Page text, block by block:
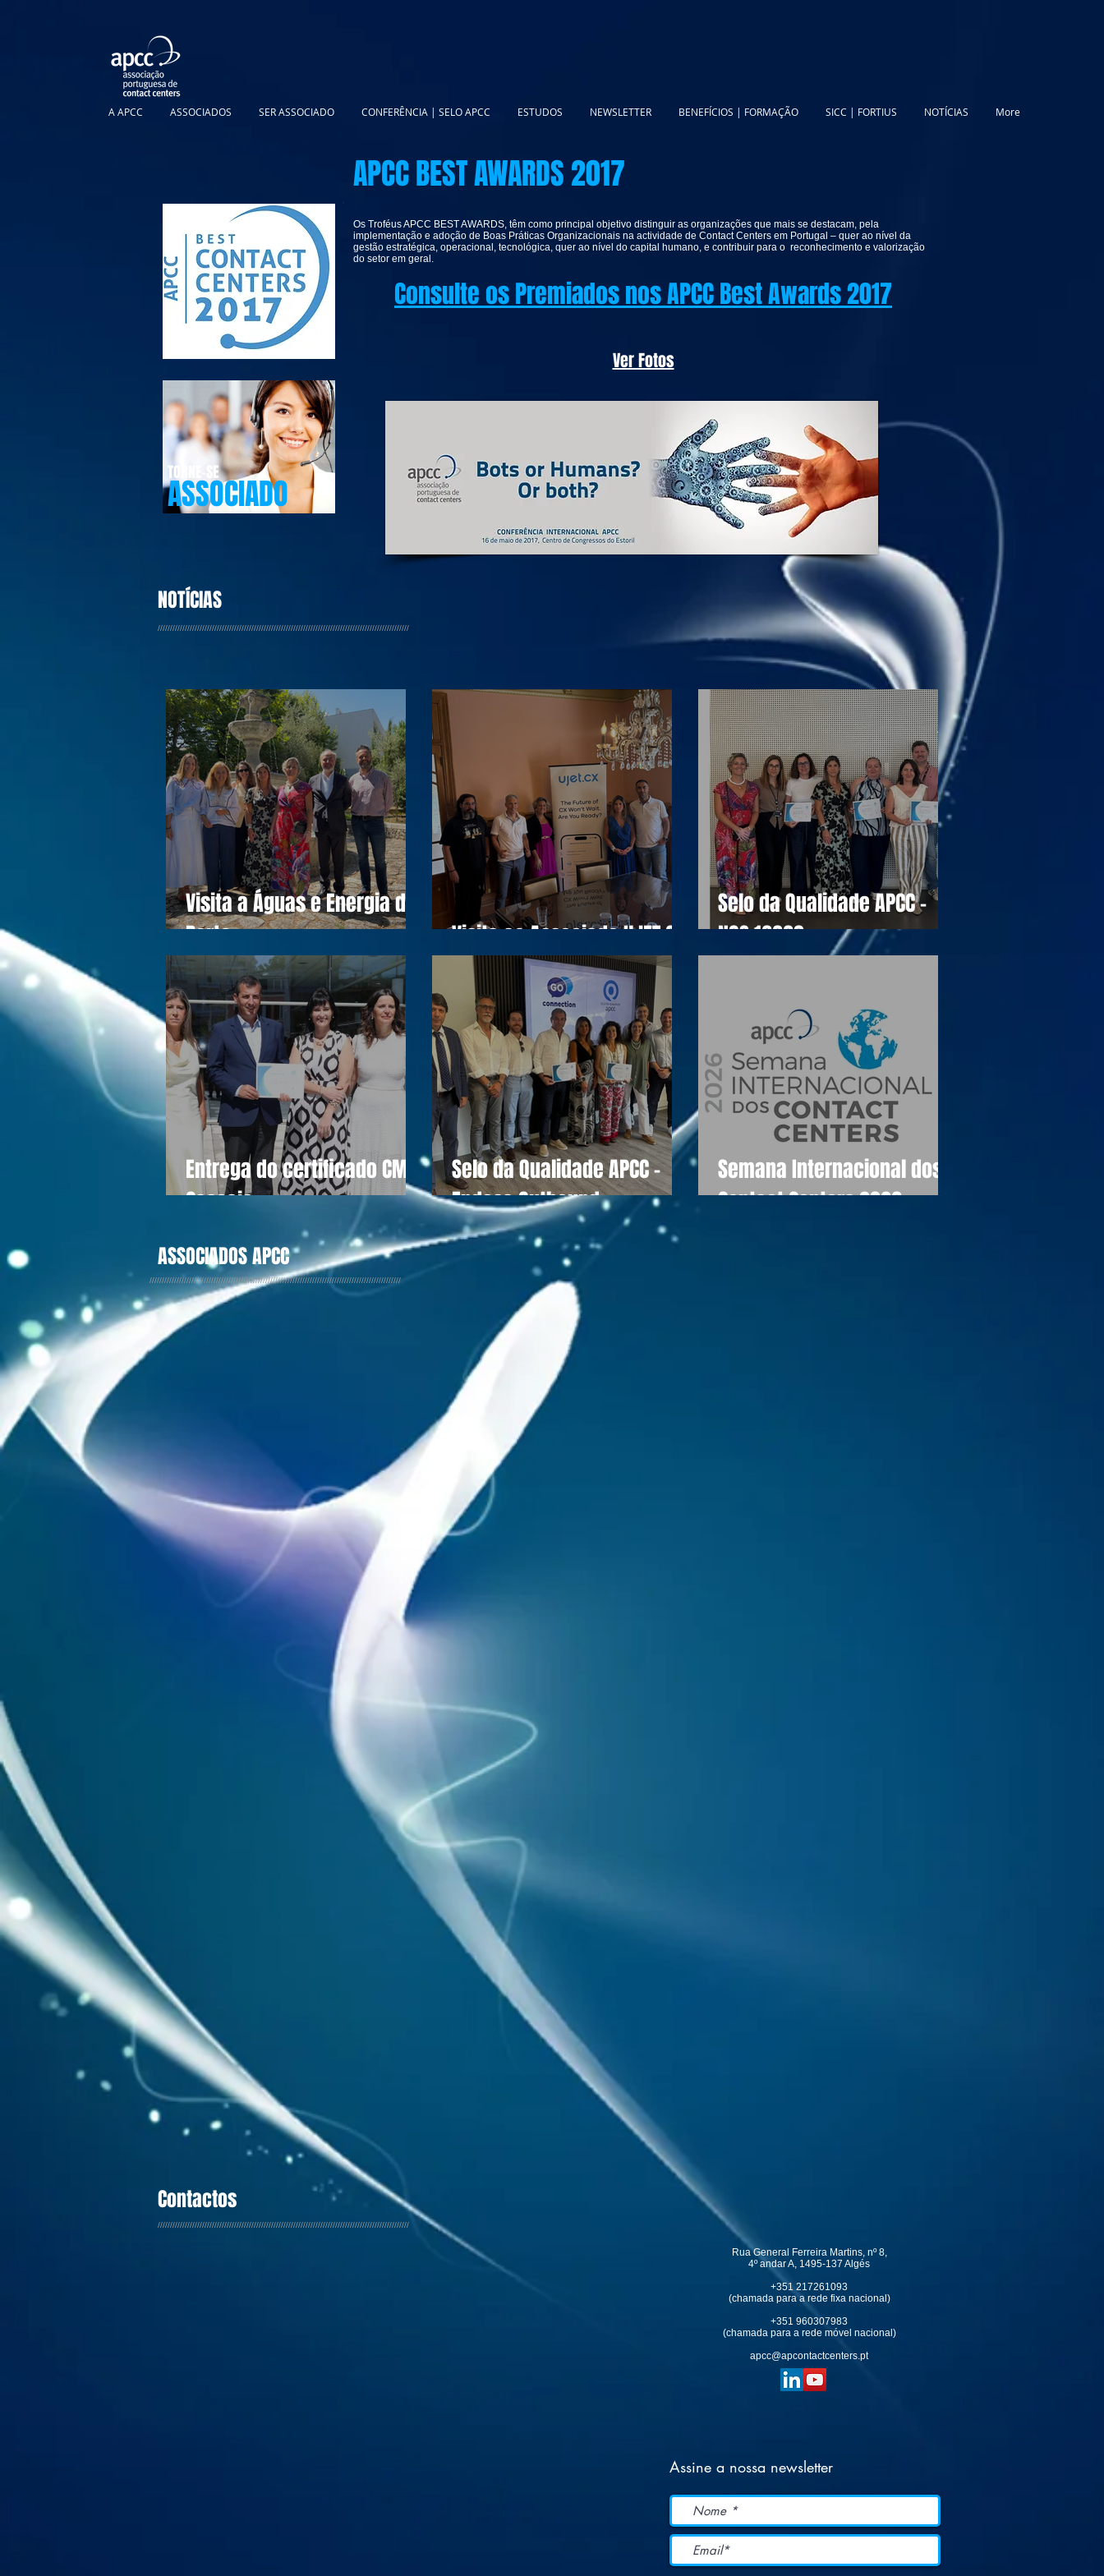
A APCC ASSOCIADOS SER ASSOCIADO CONFERÊNCIA | SELO APCC ESTUDOS NEWSLETTER BENEFÍCIOS | FORMAÇÃO SICC | FORTIUS NOTÍCIAS More
TORNE-SE
ASSOCIADO
APCC BEST AWARDS 2017
Os Troféus APCC BEST AWARDS, têm como principal objetivo distinguir as organizações que mais se destacam, pela
implementação e adoção de Boas Práticas Organizacionais na actividade de Contact Centers em Portugal – quer ao nível da
gestão estratégica, operacional, tecnológica, quer ao nível do capital humano, e contribuir para o reconhecimento e valorização
do setor em geral.
Consulte os Premiados nos APCC Best Awards 2017
Ver Fotos
NOTÍCIAS
//////////////////////////////////////////////////////////////////////////////////////////////////////
Visita a Águas e Energia do
Porto
Visita ao Associado UJET CX
Selo da Qualidade APCC -
NOS 16990
Entrega do certificado CM
Cascais
Selo da Qualidade APCC -
Endesa Outbound
Semana Internacional dos
Contact Centers 2026
ASSOCIADOS APCC
//////////////////////////////////////////////////////////////////////////////////////////////////////
Contactos
//////////////////////////////////////////////////////////////////////////////////////////////////////
Rua General Ferreira Martins, nº 8,
4º andar A, 1495-137 Algés
+351 217261093
(chamada para a rede fixa nacional)
+351 960307983
(chamada para a rede móvel nacional)
apcc@apcontactcenters.pt
Assine a nossa newsletter